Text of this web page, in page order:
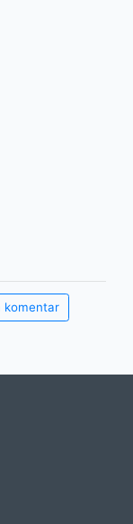
komentar